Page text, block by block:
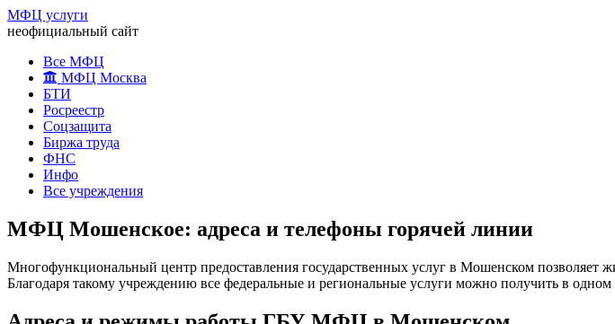
МФЦ услуги
неофициальный сайт
Все МФЦ
МФЦ Москва
БТИ
Росреестр
Соцзащита
Биржа труда
ФНС
Инфо
Все учреждения
МФЦ Мошенское: адреса и телефоны горячей линии
Многофункциональный центр предоставления государственных услуг в Мошенском позволяет
Благодаря такому учреждению все федеральные и региональные услуги можно получить в